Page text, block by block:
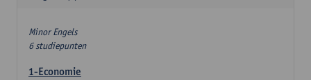
Minor Engels
6 studiepunten
1-Economie